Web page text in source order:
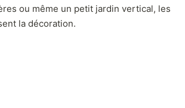
ou même un petit jardin vertical, les
la décoration.